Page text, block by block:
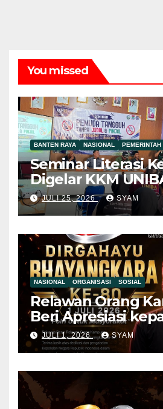
You missed
BANTEN RAYA NASIONAL PEMERINTAH
Seminar Literasi
Digelar KKM
Pemdes Mekar
Pemuda Diajak
KKM UNIBA Ajak
JULI 25, 2026 SYAM
NASIONAL ORGANISASI SOSIAL
Relawan Orang
Beri Apresiasi
Hari Bhayangkara
Sinergitas
JULI 1, 2026 SYAM